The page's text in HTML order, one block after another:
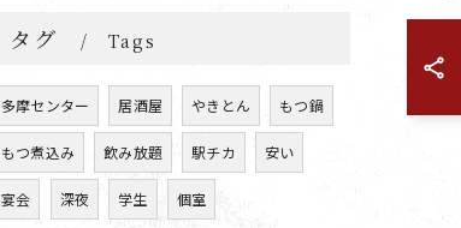
タグ Tags
多摩センター 居酒屋 やきとん もつ鍋
もつ煮込み 飲み放題 駅チカ 安い
宴会 深夜 学生 個室